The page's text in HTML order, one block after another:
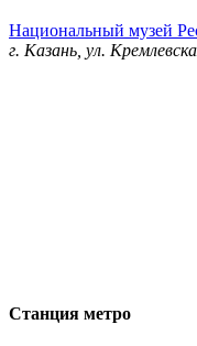
Национальный музей
г. Казань, ул.
Станция метро